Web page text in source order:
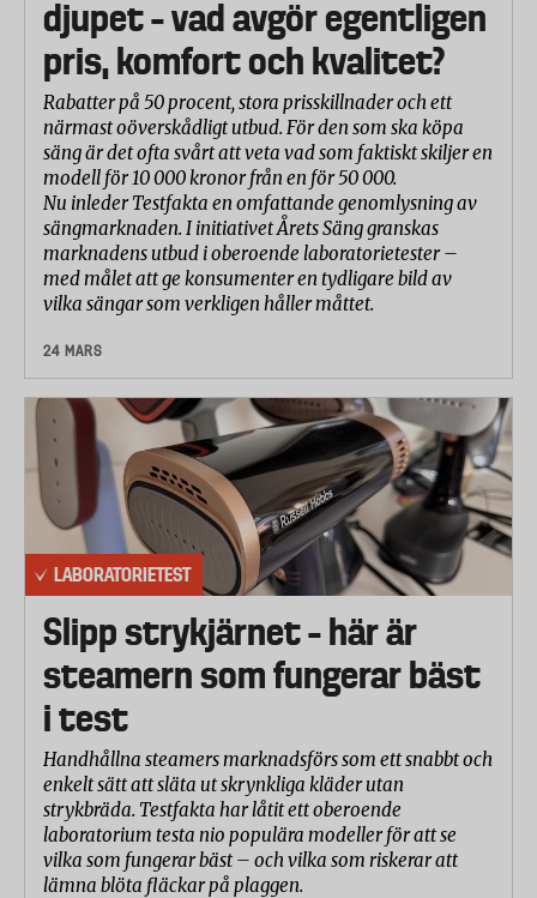
djupet – vad avgör egentligen
pris, komfort och kvalitet?
Rabatter på 50 procent, stora prisskillnader och ett
närmast oöverskådligt utbud. För den som ska köpa
säng är det ofta svårt att veta vad som faktiskt skiljer en
modell för 10 000 kronor från en för 50 000.
Nu inleder Testfakta en omfattande genomlysning av
sängmarknaden. I initiativet Årets Säng granskas
marknadens utbud i oberoende laboratorietester –
med målet att ge konsumenter en tydligare bild av
vilka sängar som verkligen håller måttet.
24 MARS
LABORATORIETEST
Slipp strykjärnet – här är
steamern som fungerar bäst
i test
Handhållna steamers marknadsförs som ett snabbt och
enkelt sätt att släta ut skrynkliga kläder utan
strykbräda. Testfakta har låtit ett oberoende
laboratorium testa nio populära modeller för att se
vilka som fungerar bäst – och vilka som riskerar att
lämna blöta fläckar på plaggen.